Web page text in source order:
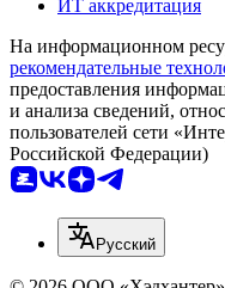
ИТ аккредитация
На информационном
рекомендательные
предоставления
и анализа сведений,
пользователей сети
Российской Федерации)
Русский